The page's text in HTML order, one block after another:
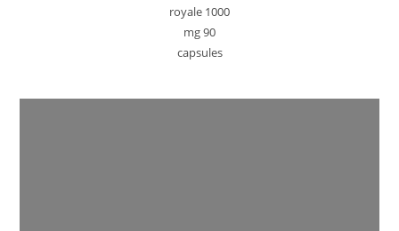
royale 1000
mg 90
capsules